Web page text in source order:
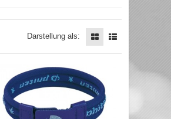
Darstellung als: